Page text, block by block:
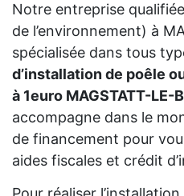
Notre entreprise
de l’environnement) à
spécialisée dans tous
d’installation de poêle
à 1euro MAGSTATT-LE-
accompagne dans le
de financement pour
aides fiscales et crédit